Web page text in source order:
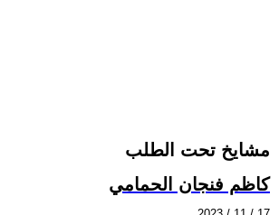
مشايخ تحت الطلب
كاظم فنجان الحمامي